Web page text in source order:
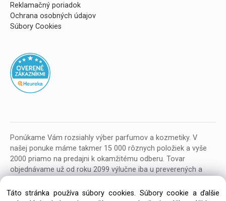
Reklamačný poriadok
Ochrana osobných údajov
Súbory Cookies
Ponúkame Vám rozsiahly výber parfumov a kozmetiky. V
našej ponuke máme takmer 15 000 rôznych položiek a vyše
2000 priamo na predajni k okamžitému odberu. Tovar
objednávame už od roku 2099 výlučne iba u preverených a
Táto stránka používa súbory cookies. Súbory cookie a ďalšie